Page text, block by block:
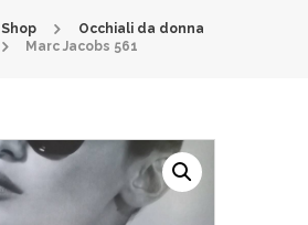
Shop
Occhiali da donna
Marc Jacobs 561